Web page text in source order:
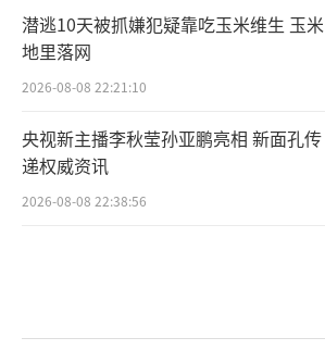
潜逃10天被抓嫌犯疑靠吃玉米维生 玉米
地里落网
2026-08-08 22:21:10
央视新主播李秋莹孙亚鹏亮相 新面孔传
递权威资讯
2026-08-08 22:38:56